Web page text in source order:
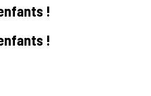
!
!